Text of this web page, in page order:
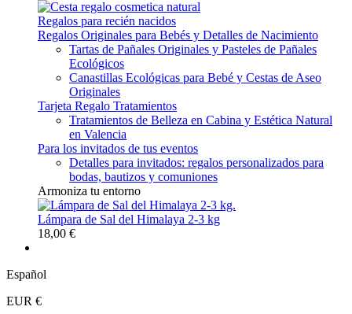
Regalos para recién nacidos
Regalos Originales para Bebés y Detalles de Nacimiento
Tartas de Pañales Originales y Pasteles de Pañales
Ecológicos
Canastillas Ecológicas para Bebé y Cestas de Aseo
Originales
Tarjeta Regalo Tratamientos
Tratamientos de Belleza en Cabina y Estética Natural
en Valencia
Para los invitados de tus eventos
Detalles para invitados: regalos personalizados para
bodas, bautizos y comuniones
Armoniza tu entorno
Lámpara de Sal del Himalaya 2-3 kg
18,00 €
Español
EUR €